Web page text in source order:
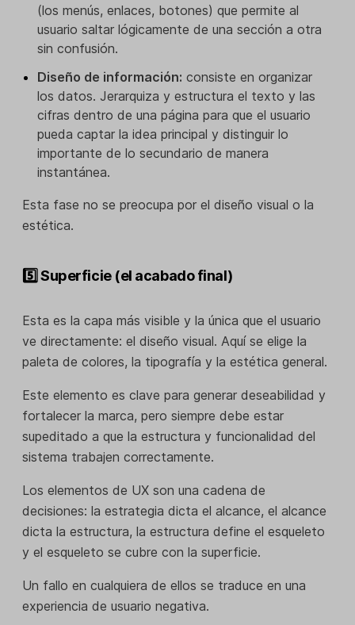
(los menús, enlaces, botones) que permite al
usuario saltar lógicamente de una sección a otra
sin confusión.
Diseño de información: consiste en organizar
los datos. Jerarquiza y estructura el texto y las
cifras dentro de una página para que el usuario
pueda captar la idea principal y distinguir lo
importante de lo secundario de manera
instantánea.
Esta fase no se preocupa por el diseño visual o la
estética.
5️⃣ Superficie (el acabado final)
Esta es la capa más visible y la única que el usuario
ve directamente: el diseño visual. Aquí se elige la
paleta de colores, la tipografía y la estética general.
Este elemento es clave para generar deseabilidad y
fortalecer la marca, pero siempre debe estar
supeditado a que la estructura y funcionalidad del
sistema trabajen correctamente.
Los elementos de UX son una cadena de
decisiones: la estrategia dicta el alcance, el alcance
dicta la estructura, la estructura define el esqueleto
y el esqueleto se cubre con la superficie.
Un fallo en cualquiera de ellos se traduce en una
experiencia de usuario negativa.